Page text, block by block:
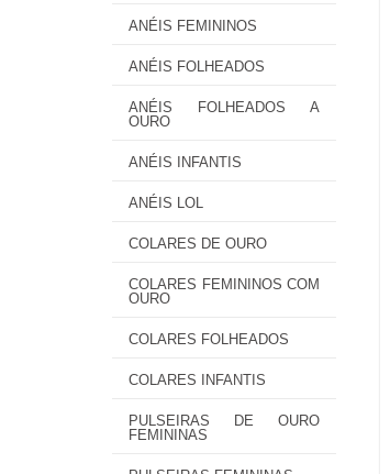
ANÉIS FEMININOS
ANÉIS FOLHEADOS
ANÉIS FOLHEADOS A
OURO
ANÉIS INFANTIS
ANÉIS LOL
COLARES DE OURO
COLARES FEMININOS COM
OURO
COLARES FOLHEADOS
COLARES INFANTIS
PULSEIRAS DE OURO
FEMININAS